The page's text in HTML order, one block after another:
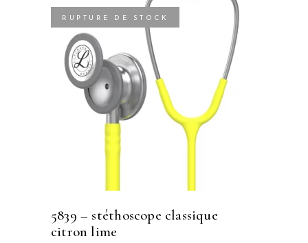
RUPTURE DE STOCK
5839 – stéthoscope classique
citron lime